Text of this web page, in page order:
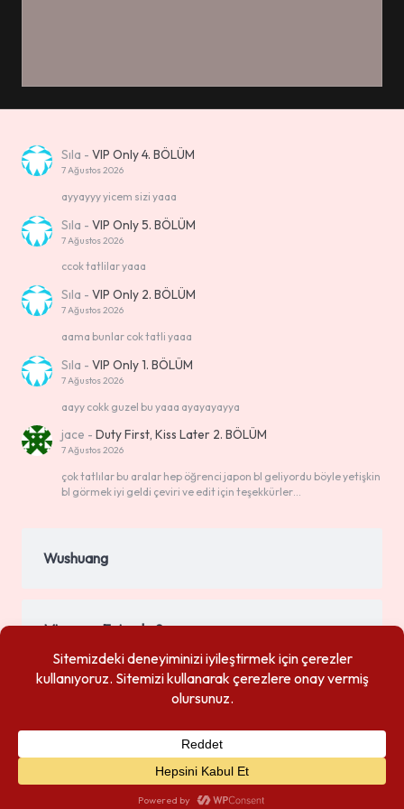
Sıla -VIP Only 4. BÖLÜM
7 Ağustos 2026
ayyayyy yicem sizi yaaa
Sıla -VIP Only 5. BÖLÜM
7 Ağustos 2026
ccok tatlilar yaaa
Sıla -VIP Only 2. BÖLÜM
7 Ağustos 2026
aama bunlar cok tatli yaaa
Sıla -VIP Only 1. BÖLÜM
7 Ağustos 2026
aayy cokk guzel bu yaaa ayayayayya
jace -Duty First, Kiss Later 2. BÖLÜM
7 Ağustos 2026
çok tatlılar bu aralar hep öğrenci japon bl geliyordu böyle yetişkin
bl görmek iyi geldi çeviri ve edit için teşekkürler…
Wushuang
Mignon – Episode 9
Desire 16. BÖLÜM – FİNAL